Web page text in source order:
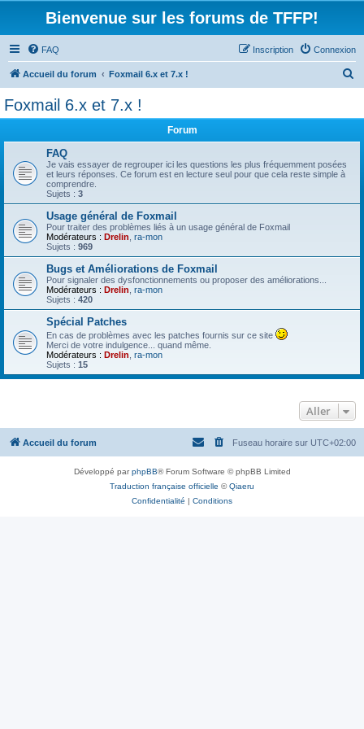
Bienvenue sur les forums de TFFP!
FAQ Connexion
Inscription
Accueil du forum Foxmail 6.x et 7.x !
Foxmail 6.x et 7.x !
Forum
FAQ
Je vais essayer de regrouper ici les questions les plus fréquemment posées
et leurs réponses. Ce forum est en lecture seul pour que cela reste simple à
comprendre.
Sujets : 3
Usage général de Foxmail
Pour traiter des problèmes liés à un usage général de Foxmail
Modérateurs : Drelin ra-mon
Sujets : 969
Bugs et Améliorations de Foxmail
Pour signaler des dysfonctionnements ou proposer des améliorations...
Modérateurs : Drelin ra-mon
Sujets : 420
Spécial Patches
En cas de problèmes avec les patches fournis sur ce site
Merci de votre indulgence... quand même.
Modérateurs : Drelin ra-mon
Sujets : 15
Aller
Accueil du forum Fuseau horaire sur UTC+02:00
Développé parphpBB® Forum Software © phpBB Limited
Traduction française officielle ©Qiaeru
Confidentialité | Conditions